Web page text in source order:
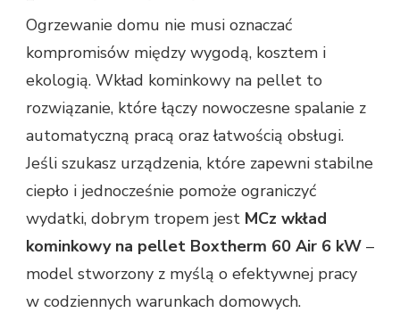
Ogrzewanie domu nie musi oznaczać
kompromisów między wygodą, kosztem i
ekologią. Wkład kominkowy na pellet to
rozwiązanie, które łączy nowoczesne spalanie z
automatyczną pracą oraz łatwością obsługi.
Jeśli szukasz urządzenia, które zapewni stabilne
ciepło i jednocześnie pomoże ograniczyć
wydatki, dobrym tropem jest MCz wkład
kominkowy na pellet Boxtherm 60 Air 6 kW –
model stworzony z myślą o efektywnej pracy
w codziennych warunkach domowych.